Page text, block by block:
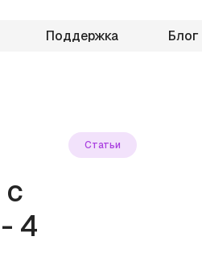
Поддержка Блог
Статьи
4